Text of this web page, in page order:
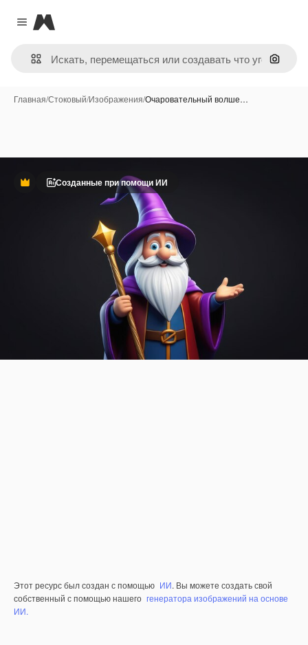
Close menu
Magnific
Поиск
Главная/Стоковый/Изображения/Очаровательный волше…
ПремиумСозданные при помощи ИИ
Этот ресурс был создан с помощью ИИ. Вы можете создать свой
собственный с помощью нашего генератора изображений на основе
ИИ.